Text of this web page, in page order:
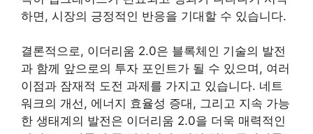
하면, 시장의 긍정적인 반응을 기대할 수 있습니다.
결론적으로, 이더리움 2.0은 블록체인 기술의 발전
과 함께 앞으로의 투자 포인트가 될 수 있으며, 여러
이점과 잠재적 도전 과제를 가지고 있습니다. 네트
워크의 개선, 에너지 효율성 증대, 그리고 지속 가능
한 생태계의 발전은 이더리움 2.0을 더욱 매력적인